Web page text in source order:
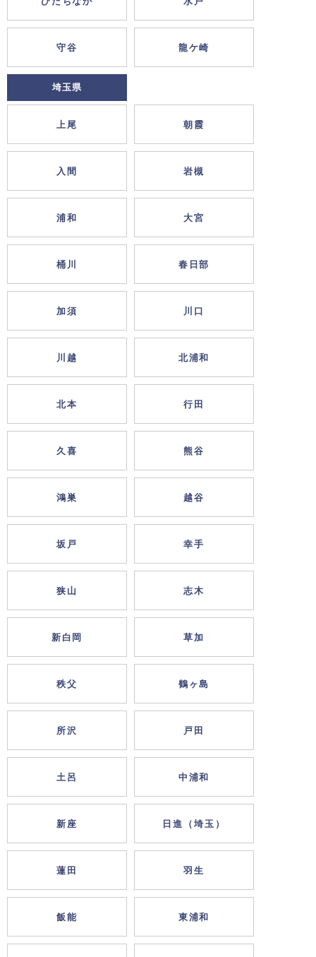
守谷 龍ケ崎
埼玉県
上尾 朝霞
入間 岩槻
浦和 大宮
桶川 春日部
加須 川口
川越 北浦和
北本 行田
久喜 熊谷
鴻巣 越谷
坂戸 幸手
狭山 志木
新白岡 草加
秩父 鶴ヶ島
所沢 戸田
土呂 中浦和
新座 日進（埼玉）
蓮田 羽生
飯能 東浦和